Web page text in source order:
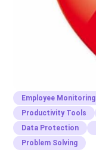
Employee Monitoring
Productivity Tools
Data Protection
Problem Solving